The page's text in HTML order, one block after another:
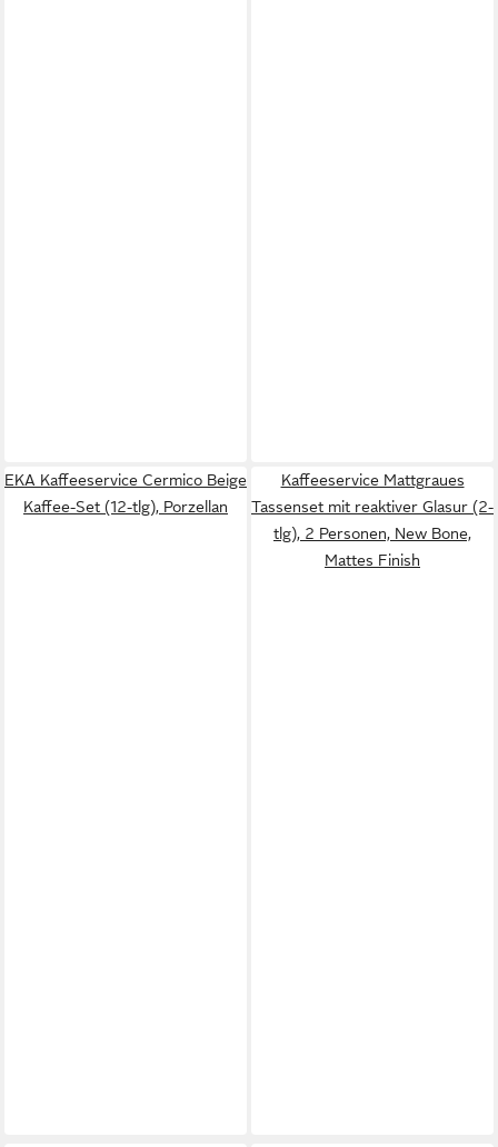
EKA Kaffeeservice Cermico Beige
Kaffee-Set (12-tlg), Porzellan
Kaffeeservice Mattgraues
Tassenset mit reaktiver Glasur (2-
tlg), 2 Personen, New Bone,
Mattes Finish